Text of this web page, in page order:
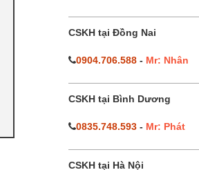
CSKH tại Đồng Nai
0904.706.588- Mr: Nhân
CSKH tại Bình Dương
0835.748.593- Mr: Phát
CSKH tại Hà Nội